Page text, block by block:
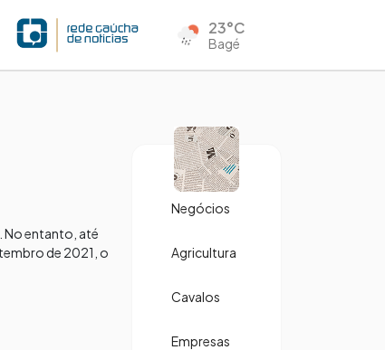
23°C
Bagé
No entanto, até
de 2021, o
Negócios
Agricultura
Cavalos
Empresas